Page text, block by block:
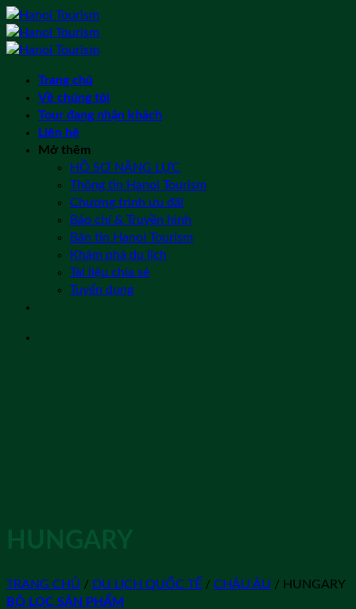
Bỏ
qua
nội
Trang chủ
Về chúng tôi
Tour đang nhận khách
Liên hệ
Mở thêm
HỒ SƠ NĂNG LỰC
Thông tin Hanoi Tourism
Chương trình ưu đãi
Báo chí & Truyền hình
Bản tin Hanoi Tourism
Khám phá du lịch
Tài liệu chia sẻ
Tuyển dụng
HUNGARY
TRANG CHỦ / DU LỊCH QUỐC TẾ / CHÂU ÂU / HUNGARY
BỘ LỌC SẢN PHẨM